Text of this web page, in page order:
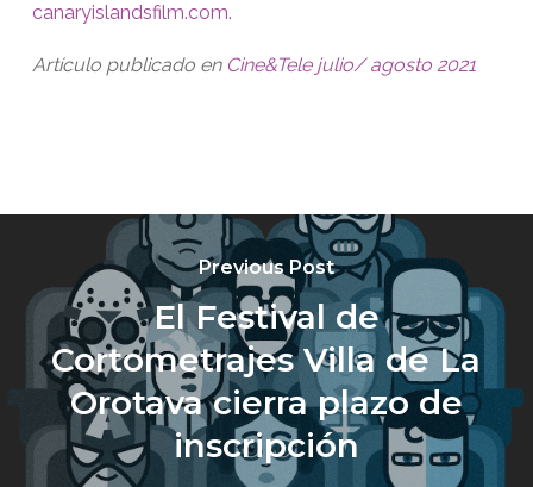
canaryislandsfilm.com.
Artículo publicado en Cine&Tele julio/ agosto 2021
Previous Post
El Festival de
Cortometrajes Villa de La
Orotava cierra plazo de
inscripción